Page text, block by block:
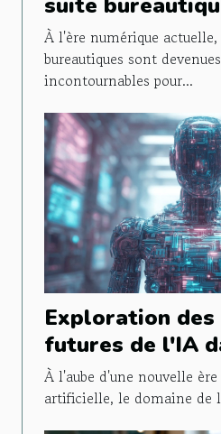
Microsoft Les
les plus
À l'ère numérique actuelle,
bureautiques sont
incontournables pour...
Exploration des
futures de l'IA
création
À l'aube d'une nouvelle
artificielle, le domaine de